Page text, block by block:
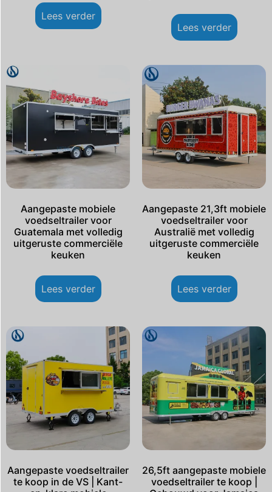
Lees verder
Lees verder
Aangepaste mobiele
voedseltrailer voor
Guatemala met volledig
uitgeruste commerciële
keuken
Lees verder
Aangepaste 21,3ft mobiele
voedseltrailer voor
Australië met volledig
uitgeruste commerciële
keuken
Lees verder
Aangepaste voedseltrailer
te koop in de VS | Kant-
26,5ft aangepaste mobiele
voedseltrailer te koop |